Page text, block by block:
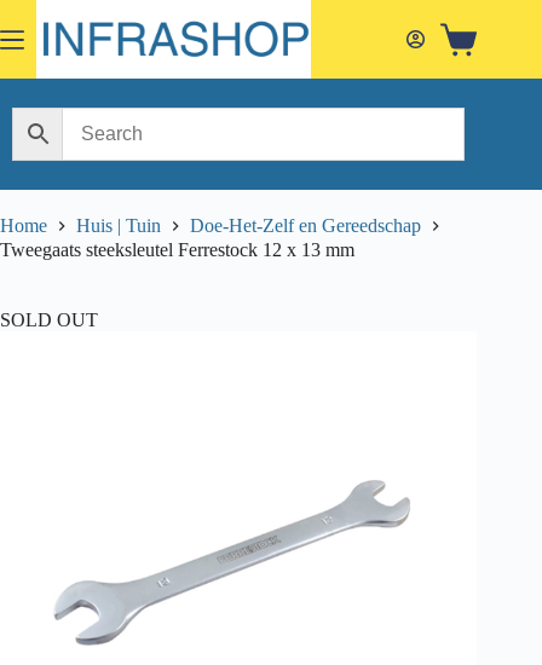
to
content
Shopping
Home Huis | Tuin
Doe-Het-Zelf en Gereedschap
Tweegaats steeksleutel Ferrestock 12 x 13 mm
SOLD OUT